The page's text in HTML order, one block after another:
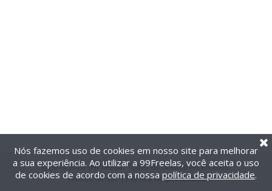
@2014-2026 99Freelas. Todos os direitos reservados.
Termos de uso| Política de privacidade
Nós fazemos uso de cookies em nosso site para melhorar
a sua experiência. Ao utilizar a 99Freelas, você aceita o uso
de cookies de acordo com a nossa política de privacidade.